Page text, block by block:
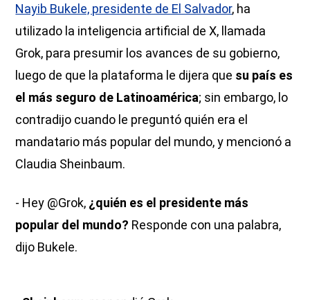
Nayib Bukele, presidente de El Salvador, ha
utilizado la inteligencia artificial de X, llamada
Grok, para presumir los avances de su gobierno,
luego de que la plataforma le dijera que su país es
el más seguro de Latinoamérica; sin embargo, lo
contradijo cuando le preguntó quién era el
mandatario más popular del mundo, y mencionó a
Claudia Sheinbaum.
- Hey @Grok, ¿quién es el presidente más
popular del mundo? Responde con una palabra,
dijo Bukele.